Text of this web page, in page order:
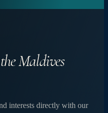
i spotkań z
Maldives
interests directly with our